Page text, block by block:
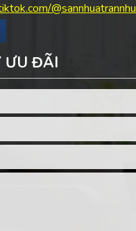
ƯU ĐÃI